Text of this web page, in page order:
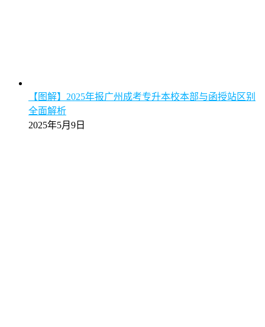
【图解】2025年报广州成考专升本校本部与函授站区别
全面解析
2025年5月9日